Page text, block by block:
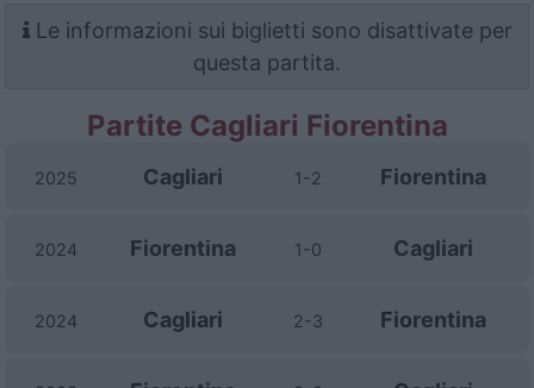
Le informazioni sui biglietti sono disattivate per
questa partita.
Partite Cagliari Fiorentina
2025 Cagliari 1-2 Fiorentina
2024 Fiorentina 1-0 Cagliari
2024 Cagliari 2-3 Fiorentina